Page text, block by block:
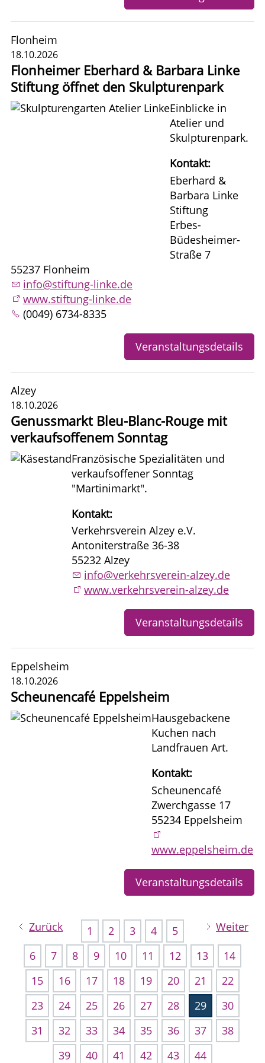
Flonheim
18.10.2026
Flonheimer Eberhard & Barbara Linke
Stiftung öffnet den Skulpturenpark
Einblicke in
Atelier und
Skulpturenpark.
Kontakt:
Eberhard &
Barbara Linke
Stiftung
Erbes-
Büdesheimer-
Straße 7
55237 Flonheim
info@stiftung-linke.de
www.stiftung-linke.de
(0049) 6734-8335
Veranstaltungsdetails
Alzey
18.10.2026
Genussmarkt Bleu-Blanc-Rouge mit
verkaufsoffenem Sonntag
Französische Spezialitäten und
verkaufsoffener Sonntag
"Martinimarkt".
Kontakt:
Verkehrsverein Alzey e.V.
Antoniterstraße 36-38
55232 Alzey
info@verkehrsverein-alzey.de
www.verkehrsverein-alzey.de
Veranstaltungsdetails
Eppelsheim
18.10.2026
Scheunencafé Eppelsheim
Hausgebackene
Kuchen nach
Landfrauen Art.
Kontakt:
Scheunencafé
Zwerchgasse 17
55234 Eppelsheim
www.eppelsheim.de
Veranstaltungsdetails
Zurück Weiter
1 2 3 4
5
6
7 8 9 10 11 12 13
14
15
16 17 18 19 20 21
22
23
24 25 26 27 28 29
30
31
32 33 34 35 36 37
38
39
40 41 42 43 44